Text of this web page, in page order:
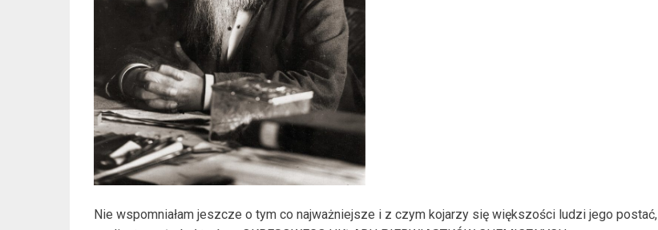
Nie wspomniałam jeszcze o tym co najważniejsze i z czym kojarzy się większości ludzi jego postać,